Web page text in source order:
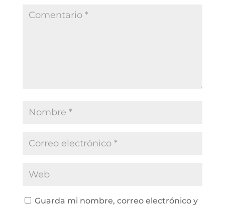
Guarda mi nombre, correo electrónico y